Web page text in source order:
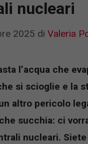
nucleari
2025 di Valeria
l’acqua che
si scioglie e la
altro pericolo
succhia: ci
nucleari.